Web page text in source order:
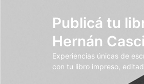
Publicá tu
Hernán
Experiencias únicas de
con tu libro impreso,